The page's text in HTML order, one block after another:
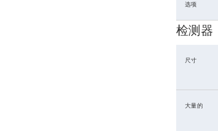
选项
检测器
尺寸
大量的